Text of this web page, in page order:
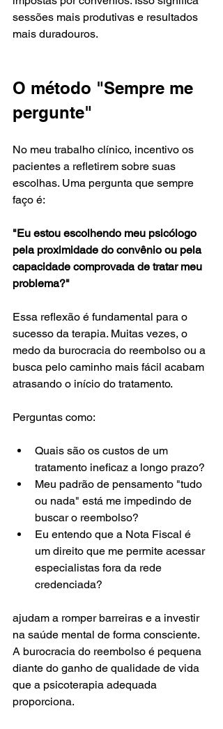
sessões mais produtivas e resultados
mais duradouros.
O método "Sempre me
pergunte"
No meu trabalho clínico, incentivo os
pacientes a refletirem sobre suas
escolhas. Uma pergunta que sempre
faço é:
"Eu estou escolhendo meu psicólogo
pela proximidade do convênio ou pela
capacidade comprovada de tratar meu
problema?"
Essa reflexão é fundamental para o
sucesso da terapia. Muitas vezes, o
medo da burocracia do reembolso ou a
busca pelo caminho mais fácil acabam
atrasando o início do tratamento.
Perguntas como:
Quais são os custos de um
tratamento ineficaz a longo prazo?
Meu padrão de pensamento "tudo
ou nada" está me impedindo de
buscar o reembolso?
Eu entendo que a Nota Fiscal é
um direito que me permite acessar
especialistas fora da rede
credenciada?
ajudam a romper barreiras e a investir
na saúde mental de forma consciente.
A burocracia do reembolso é pequena
diante do ganho de qualidade de vida
que a psicoterapia adequada
proporciona.